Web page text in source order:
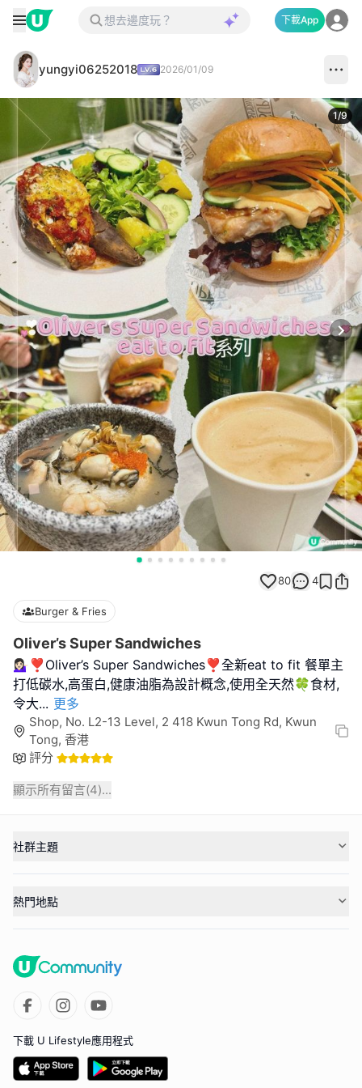
下載App
yungyi06252018 2026/01/09
1/9
80 4
Burger & Fries
Oliver’s Super Sandwiches
💁🏻‍♀️❣︎Oliver’s Super Sandwiches❣︎全新eat to fit 餐單主
打低碳水,高蛋白,健康油脂為設計概念,使用全天然🍀食材,
令大... 更多
Shop, No. L2-13 Level, 2 418 Kwun Tong Rd, Kwun
Tong, 香港
評分
顯示所有留言(4)...
社群主題
熱門地點
下載 U Lifestyle應用程式